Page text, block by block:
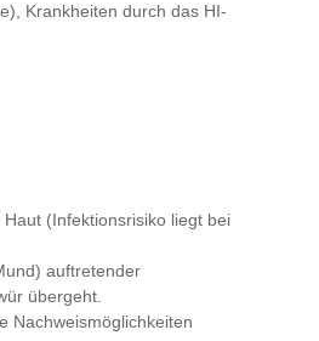
Krankheiten durch das HI-
(Infektionsrisiko liegt bei
auftretender
übergeht.
Nachweismöglichkeiten